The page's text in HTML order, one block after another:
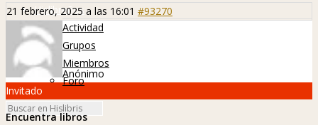
Hislibreños
Actividad
Grupos
Miembros
Foro
21 febrero, 2025 a las 16:01 #93270
Anónimo
Invitado
Encuentra libros